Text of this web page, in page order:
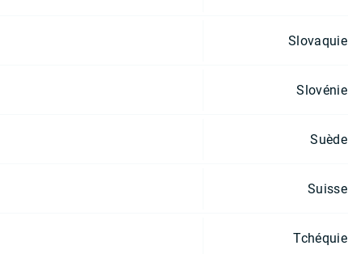
Slovaquie
Slovénie
Suède
Suisse
Tchéquie